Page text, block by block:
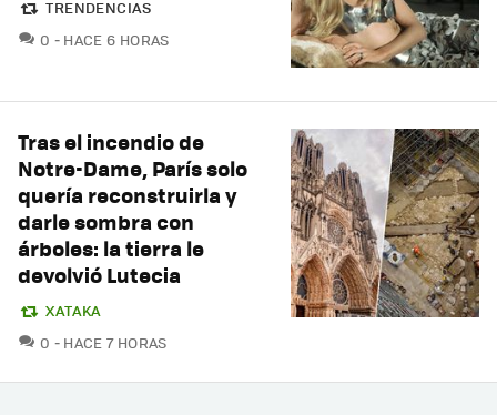
TRENDENCIAS
0 COMENTARIOS
HACE 6 HORAS
Tras el incendio de
Notre-Dame, París solo
quería reconstruirla y
darle sombra con
árboles: la tierra le
devolvió Lutecia
XATAKA
0 COMENTARIOS
HACE 7 HORAS